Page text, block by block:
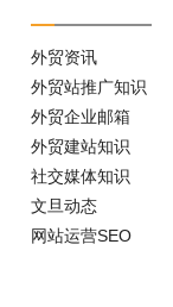
外贸资讯
外贸站推广知识
外贸企业邮箱
外贸建站知识
社交媒体知识
文旦动态
网站运营SEO